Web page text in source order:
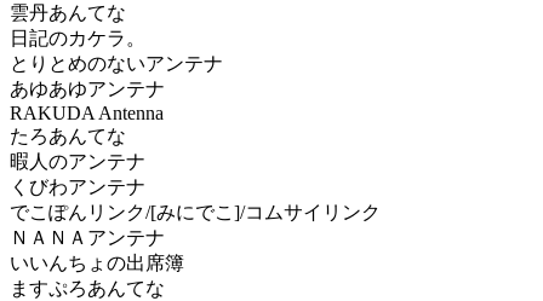
雲丹あんてな
日記のカケラ。
とりとめのないアンテナ
あゆあゆアンテナ
RAKUDA Antenna
たろあんてな
暇人のアンテナ
くびわアンテナ
でこぽんリンク/[みにでこ]/コムサイリンク
ＮＡＮＡアンテナ
いいんちょの出席簿
ますぷろあんてな